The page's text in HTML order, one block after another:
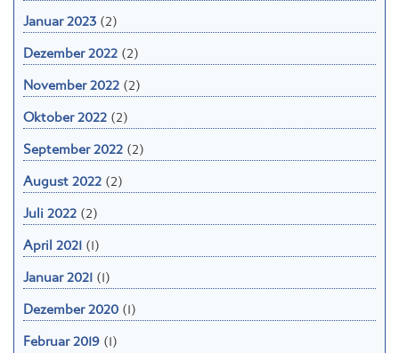
Januar 2023(2)
Dezember 2022(2)
November 2022(2)
Oktober 2022(2)
September 2022(2)
August 2022(2)
Juli 2022(2)
April 2021(1)
Januar 2021(1)
Dezember 2020(1)
Februar 2019(1)